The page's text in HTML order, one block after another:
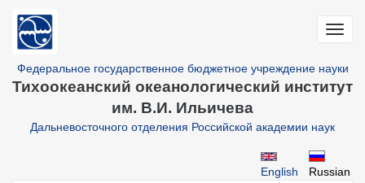
основному
Федеральное государственное бюджетное учреждение науки
Тихоокеанский океанологический институт
им. В.И. Ильичева
Дальневосточного отделения Российской академии наук
Russian
English